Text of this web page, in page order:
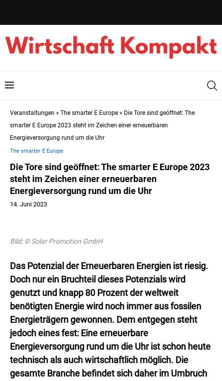
Veranstaltungen » The smarter E Europe » Die Tore sind geöffnet: The
smarter E Europe 2023 steht im Zeichen einer erneuerbaren
Energieversorgung rund um die Uhr
The smarter E Europe
Die Tore sind geöffnet: The smarter E Europe 2023
steht im Zeichen einer erneuerbaren
Energieversorgung rund um die Uhr
14. Juni 2023
Bild: © Solar Promotion GmbH
Das Potenzial der Erneuerbaren Energien ist riesig.
Doch nur ein Bruchteil dieses Potenzials wird
genutzt und knapp 80 Prozent der weltweit
benötigten Energie wird noch immer aus fossilen
Energieträgern gewonnen. Dem entgegen steht
jedoch eines fest: Eine erneuerbare
Energieversorgung rund um die Uhr ist schon heute
technisch als auch wirtschaftlich möglich. Die
gesamte Branche befindet sich daher im Umbruch